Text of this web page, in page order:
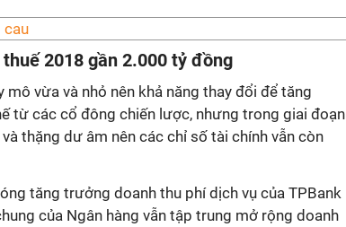
2018 gần 2.000 tỷ đồng
mô vừa và nhỏ nên khả năng thay đổi để tăng
từ các cổ đông chiến lược, nhưng trong giai đoạn
thặng dư âm nên các chỉ số tài chính vẫn còn
tăng trưởng doanh thu phí dịch vụ của TPBank
của Ngân hàng vẫn tập trung mở rộng doanh